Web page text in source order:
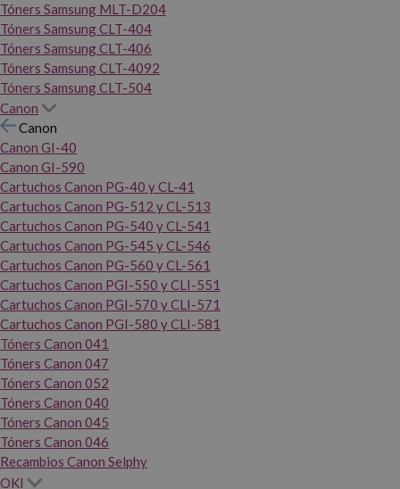
Tóners Samsung MLT-D204
Tóners Samsung CLT-404
Tóners Samsung CLT-406
Tóners Samsung CLT-4092
Tóners Samsung CLT-504
Canon
Canon
Canon GI-40
Canon GI-590
Cartuchos Canon PG-40 y CL-41
Cartuchos Canon PG-512 y CL-513
Cartuchos Canon PG-540 y CL-541
Cartuchos Canon PG-545 y CL-546
Cartuchos Canon PG-560 y CL-561
Cartuchos Canon PGI-550 y CLI-551
Cartuchos Canon PGI-570 y CLI-571
Cartuchos Canon PGI-580 y CLI-581
Tóners Canon 041
Tóners Canon 047
Tóners Canon 052
Tóners Canon 040
Tóners Canon 045
Tóners Canon 046
Recambios Canon Selphy
OKI